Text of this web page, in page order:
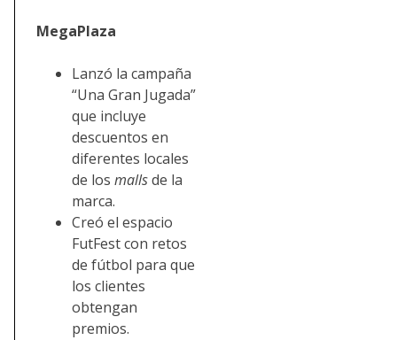
MegaPlaza
Lanzó la campaña
“Una Gran Jugada”
que incluye
descuentos en
diferentes locales
de los mallsde la
marca.
Creó el espacio
FutFest con retos
de fútbol para que
los clientes
obtengan
premios.